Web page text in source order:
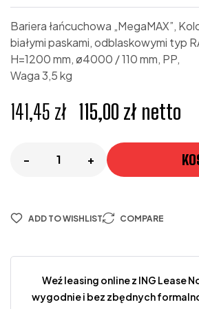
Bariera łańcuchowa „MegaMAX”,
białymi paskami, odblaskowymi typ
H=1200 mm, ø4000 / 110 mm, PP,
Waga 3,5 kg
141,45 zł 115,00 zł netto
- +
ADD TO WISHLIST COMPARE
Weź leasing online z ING Lease
wygodnie i bez zbędnych